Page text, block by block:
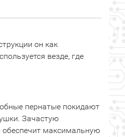
он как
везде, где
пернатые покидают
Зачастую
обеспечит максимальную